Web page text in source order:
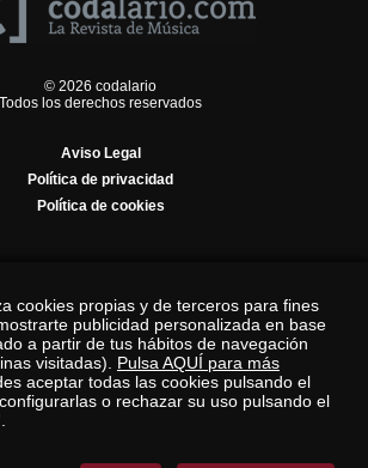
© 2026 codalario
Todos los derechos reservados
Aviso Legal
Política de privacidad
Política de cookies
cookies propias y de terceros para fines
publicidad personalizada en base
a partir de tus hábitos de navegación
visitadas). Pulsa AQUÍ para más
aceptar todas las cookies pulsando el
o rechazar su uso pulsando el